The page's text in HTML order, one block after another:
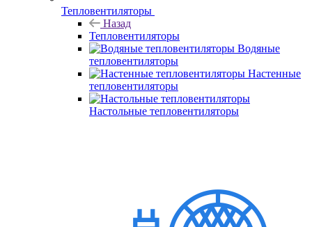
Тепловентиляторы
Назад
Тепловентиляторы
Водяные
тепловентиляторы
Настенные
тепловентиляторы
Настольные тепловентиляторы